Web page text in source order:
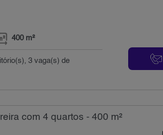
400 m²
3 vaga(s) de
com 4 quartos - 400 m²